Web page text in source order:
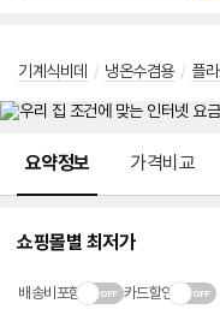
기계식비데 / 냉온수겸용 / 플
요약정보 가격비교
쇼핑몰별 최저가
배송비포함 카드할인